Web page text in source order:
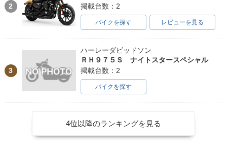
2
掲載台数：2
バイクを探す レビューを見る
3
ハーレーダビッドソン
ＲＨ９７５Ｓ ナイトスタースペシャル
掲載台数：2
バイクを探す
4位以降のランキングを見る